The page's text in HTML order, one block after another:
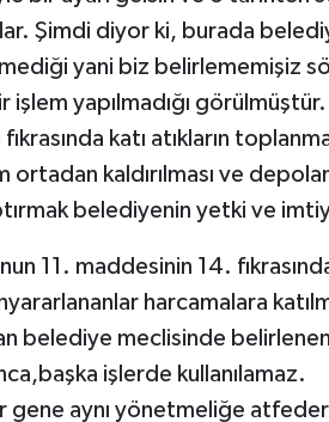
Şimdi diyor ki, burada
yani biz belirlememişiz
yapılmadığı
katı atıkların
ortadan kaldırılması ve
belediyenin yetki ve
11. maddesinin 14.
harcamalara
belediye meclisinde
işlerde kullanılamaz.
gene aynı yönetmeliğe